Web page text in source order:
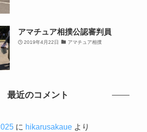
アマチュア相撲公認審判員
2019年4月22日 アマチュア相撲
最近のコメント
に hikarusakaueより